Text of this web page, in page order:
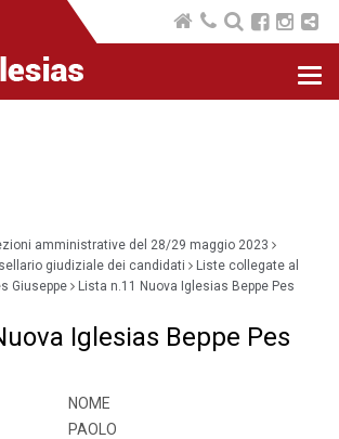
amministrative del 28/29 maggio 2023
giudiziale dei candidati
Liste collegate al
Giuseppe
Lista n.11 Nuova Iglesias Beppe Pes
Iglesias Beppe Pes
NOME
PAOLO